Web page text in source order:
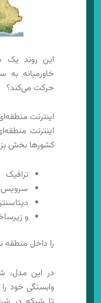
این روند یک
خاورمیانه
حرکت می‌کند؟
اینترنت
اینترنت
کشورها بخش
ترافیک
و
را داخل منطقه
در این مدل،
وابستگی خود